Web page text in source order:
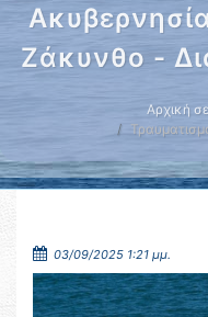
Ζάκυνθο -
Αρχική
03/09/2025 1:21 μμ.